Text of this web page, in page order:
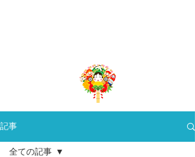
記事
全ての記事